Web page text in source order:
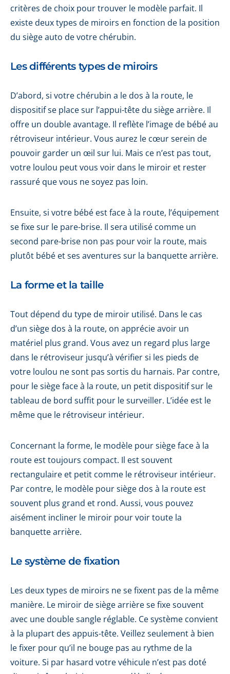
critères de choix pour trouver le modèle parfait. Il
existe deux types de miroirs en fonction de la position
du siège auto de votre chérubin.
Les différents types de miroirs
D’abord, si votre chérubin a le dos à la route, le
dispositif se place sur l’appui-tête du siège arrière. Il
offre un double avantage. Il reflète l’image de bébé au
rétroviseur intérieur. Vous aurez le cœur serein de
pouvoir garder un œil sur lui. Mais ce n’est pas tout,
votre loulou peut vous voir dans le miroir et rester
rassuré que vous ne soyez pas loin.
Ensuite, si votre bébé est face à la route, l’équipement
se fixe sur le pare-brise. Il sera utilisé comme un
second pare-brise non pas pour voir la route, mais
plutôt bébé et ses aventures sur la banquette arrière.
La forme et la taille
Tout dépend du type de miroir utilisé. Dans le cas
d’un siège dos à la route, on apprécie avoir un
matériel plus grand. Vous avez un regard plus large
dans le rétroviseur jusqu’à vérifier si les pieds de
votre loulou ne sont pas sortis du harnais. Par contre,
pour le siège face à la route, un petit dispositif sur le
tableau de bord suffit pour le surveiller. L’idée est le
même que le rétroviseur intérieur.
Concernant la forme, le modèle pour siège face à la
route est toujours compact. Il est souvent
rectangulaire et petit comme le rétroviseur intérieur.
Par contre, le modèle pour siège dos à la route est
souvent plus grand et rond. Aussi, vous pouvez
aisément incliner le miroir pour voir toute la
banquette arrière.
Le système de fixation
Les deux types de miroirs ne se fixent pas de la même
manière. Le miroir de siège arrière se fixe souvent
avec une double sangle réglable. Ce système convient
à la plupart des appuis-tête. Veillez seulement à bien
le fixer pour qu’il ne bouge pas au rythme de la
voiture. Si par hasard votre véhicule n’est pas doté